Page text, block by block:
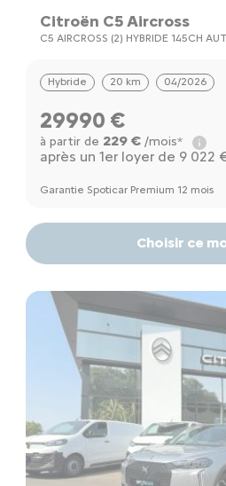
Citroën C5 Aircross
C5 AIRCROSS (2) HYBRIDE 145CH
Hybride 20 km 04/2026
29990 €
à partir de 229 €/mois*
après un 1er loyer de 9 022
Garantie Spoticar Premium 12 mois
Choisir ce